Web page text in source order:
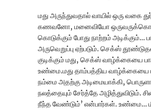
மது அருந்துவதால் வாயில் ஒரு வகை
கணவனோ, மனைவியோ
கொடுக்கும் போது நாற்றம் அடிக்கும்…
அருவெறுப்பு ஏற்படும். செக்ஸ்
குடிக்கும் மது, செக்ஸ் வாழ்க்கையை
உண்மை.மது தாம்பத்திய வாழ்க்கையை
நம்மை அதற்கு அடிமையாக்கி,
நலத்தையும் சேர்த்தே அழித்துவிடும்.
நீந்த வேண்டும்’ என்பார்கள். உண்மை…